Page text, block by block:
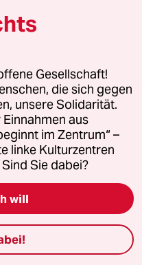
nach dem
der Bankenkatastrophe
der alle
Handeln
andere Menschen für
Gesellschaft!
die sich gegen
unsere Solidarität.
aus
im Zentrum“ –
linke Kulturzentren
Sie dabei?
will